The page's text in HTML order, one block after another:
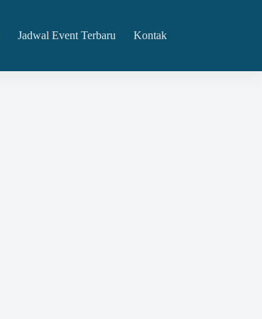
Jadwal Event Terbaru Kontak